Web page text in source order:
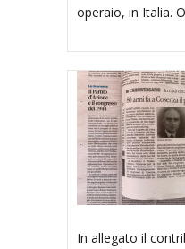
operaio, in Italia.
In allegato il